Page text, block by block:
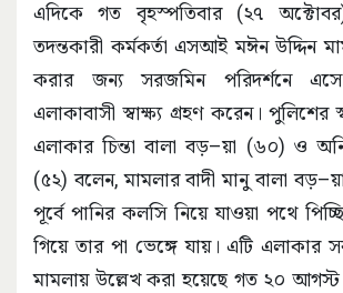
এদিকে গত বৃহস্পতিবার (২৭
তদন্তকারী কর্মকর্তা এসআই মঈন উদ্দিন
করার জন্য সরজমিন পরিদর্শনে এসে
এলাকাবাসী স্বাক্ষ্য গ্রহণ করেন। পুলিশের
এলাকার চিন্তা বালা বড়–য়া (৬০) ও
(৫২) বলেন, মামলার বাদী মানু বালা
পূর্বে পানির কলসি নিয়ে যাওয়া পথে
গিয়ে তার পা ভেঙ্গে যায়। এটি এলাকার
মামলায় উল্লেখ করা হয়েছে গত ২০